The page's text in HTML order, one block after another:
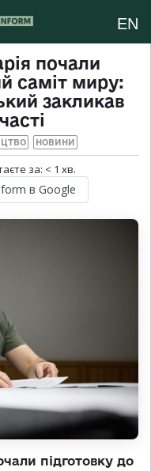
EN
почали
саміт миру:
закликав
НОВИНИ
за: < 1 хв.
в Google
підготовку до